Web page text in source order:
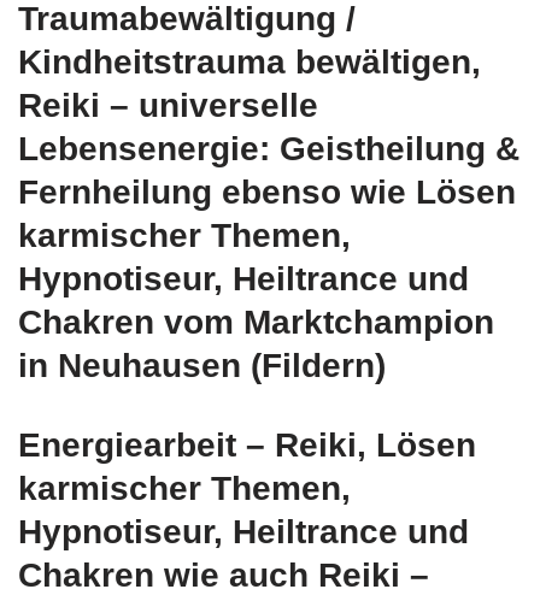
Traumabewältigung /
Kindheitstrauma bewältigen,
Reiki – universelle
Lebensenergie: Geistheilung &
Fernheilung ebenso wie Lösen
karmischer Themen,
Hypnotiseur, Heiltrance und
Chakren vom Marktchampion
in Neuhausen (Fildern)
Energiearbeit – Reiki, Lösen
karmischer Themen,
Hypnotiseur, Heiltrance und
Chakren wie auch Reiki –